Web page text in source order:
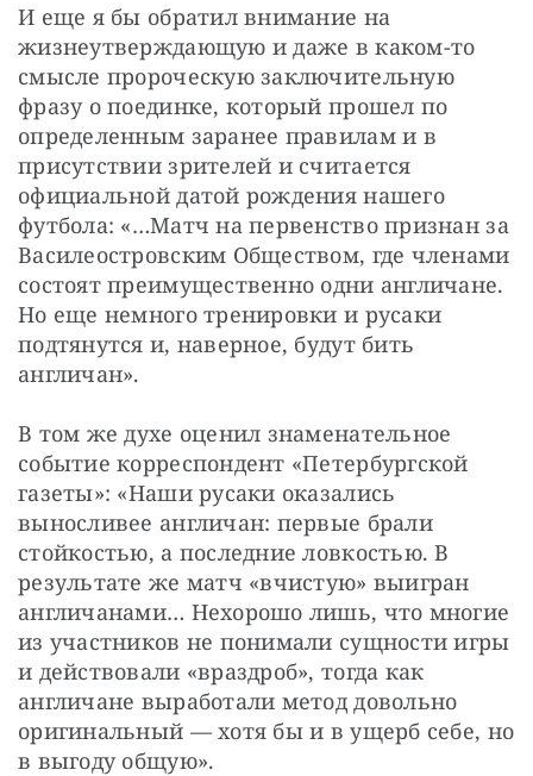
И еще я бы обратил внимание на
жизнеутверждающую и даже в каком-то
смысле пророческую заключительную
фразу о поединке, который прошел по
определенным заранее правилам и в
присутствии зрителей и считается
официальной датой рождения нашего
футбола: «…Матч на первенство признан за
Василеостровским Обществом, где членами
состоят преимущественно одни англичане.
Но еще немного тренировки и русаки
подтянутся и, наверное, будут бить
англичан».
В том же духе оценил знаменательное
событие корреспондент «Петербургской
газеты»: «Наши русаки оказались
выносливее англичан: первые брали
стойкостью, а последние ловкостью. В
результате же матч «вчистую» выигран
англичанами… Нехорошо лишь, что многие
из участников не понимали сущности игры
и действовали «враздроб», тогда как
англичане выработали метод довольно
оригинальный — хотя бы и в ущерб себе, но
в выгоду общую».